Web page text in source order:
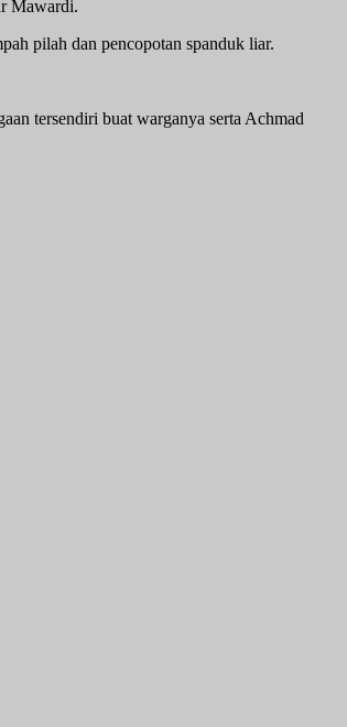
Mawardi.
pilah dan pencopotan spanduk liar.
tersendiri buat warganya serta Achmad